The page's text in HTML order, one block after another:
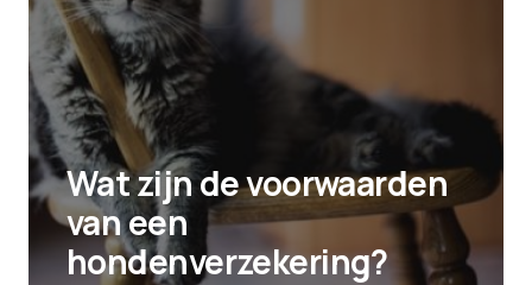
Wat zijn de voorwaarden
van een
hondenverzekering?